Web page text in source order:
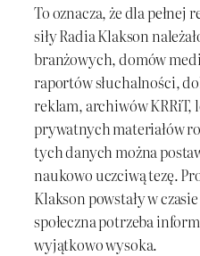
To oznacza, że dla
siły Radia Klakson
branżowych, domów
raportów słuchalności,
reklam, archiwów KRRiT,
prywatnych materiałów
tych danych można
naukowo uczciwą tezę.
Klakson powstały w
społeczna potrzeba
wyjątkowo wysoka.